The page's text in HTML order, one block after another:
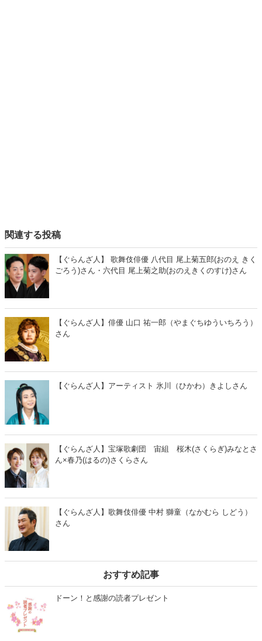
関連する投稿
【ぐらんざ人】 歌舞伎俳優 八代目 尾上菊五郎(おのえ きく
ごろう)さん・六代目 尾上菊之助(おのえきくのすけ)さん
【ぐらんざ人】俳優 山口 祐一郎（やまぐちゆういちろう）
さん
【ぐらんざ人】アーティスト 氷川（ひかわ）きよしさん
【ぐらんざ人】宝塚歌劇団 宙組 桜木(さくらぎ)みなとさ
ん×春乃(はるの)さくらさん
【ぐらんざ人】歌舞伎俳優 中村 獅童（なかむら しどう）
さん
おすすめ記事
ドーン！と感謝の読者プレゼント